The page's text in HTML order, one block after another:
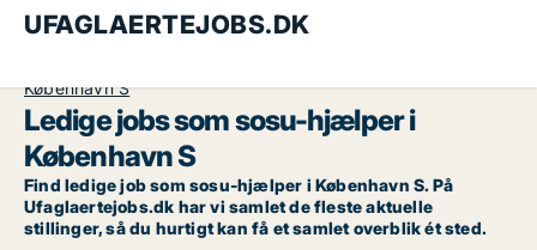
UFAGLAERTEJOBS.DK
København S
Ledige jobs som sosu-hjælper i
København S
Find ledige job som sosu-hjælper i København S. På
Ufaglaertejobs.dk har vi samlet de fleste aktuelle
stillinger, så du hurtigt kan få et samlet overblik ét sted.